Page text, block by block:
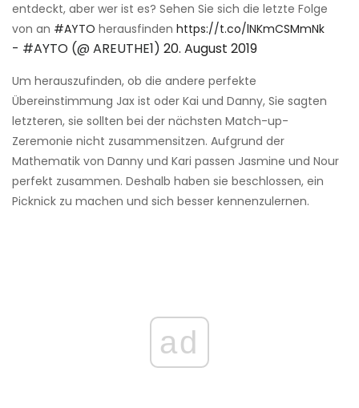
entdeckt, aber wer ist es? Sehen Sie sich die letzte Folge
von an #AYTO herausfinden https://t.co/lNKmCSMmNk
- #AYTO (@ AREUTHE1) 20. August 2019
Um herauszufinden, ob die andere perfekte
Übereinstimmung Jax ist oder Kai und Danny, Sie sagten
letzteren, sie sollten bei der nächsten Match-up-
Zeremonie nicht zusammensitzen. Aufgrund der
Mathematik von Danny und Kari passen Jasmine und Nour
perfekt zusammen. Deshalb haben sie beschlossen, ein
Picknick zu machen und sich besser kennenzulernen.
ad